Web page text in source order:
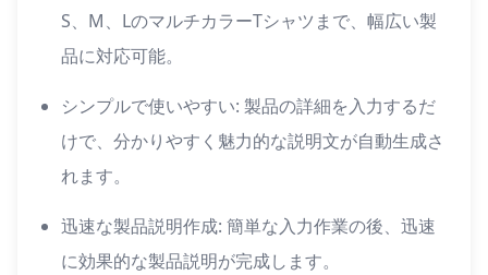
S、M、LのマルチカラーTシャツまで、幅広い製
品に対応可能。
シンプルで使いやすい: 製品の詳細を入力するだ
けで、分かりやすく魅力的な説明文が自動生成さ
れます。
迅速な製品説明作成: 簡単な入力作業の後、迅速
に効果的な製品説明が完成します。